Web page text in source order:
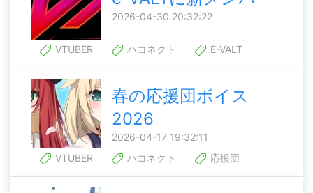
2026-04-30 20:32:22
VTUBER ハコネクト E-VALT
春の応援団ボイス
2026
2026-04-17 19:32:11
VTUBER
ハコネクト 応援団